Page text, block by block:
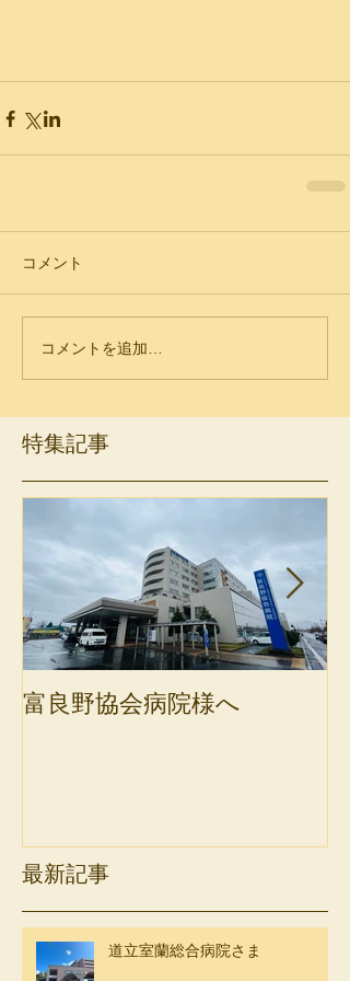
コメント
コメントを追加…
特集記事
富良野協会病院様へ
最新記事
道立室蘭総合病院さま